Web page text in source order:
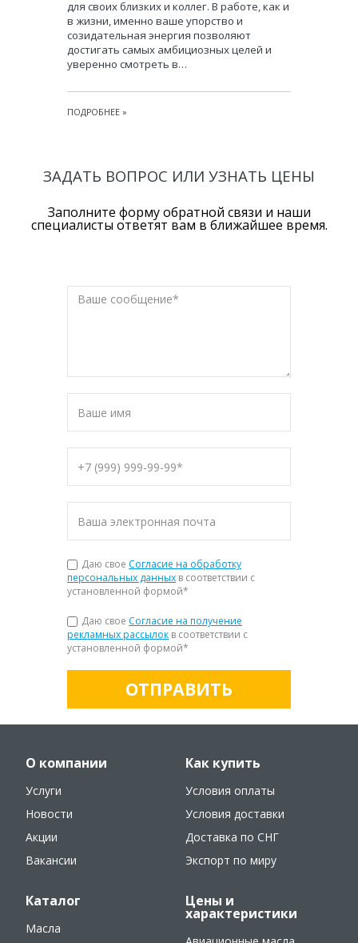
для своих близких и коллег. В работе, как и
в жизни, именно ваше упорство и
созидательная энергия позволяют
достигать самых амбициозных целей и
уверенно смотреть в…
ПОДРОБНЕЕ »
ЗАДАТЬ ВОПРОС ИЛИ УЗНАТЬ ЦЕНЫ
Заполните форму обратной связи и наши
специалисты ответят вам в ближайшее время.
Даю свое Согласие на обработку
персональных данных в соответствии с
установленной формой*
Даю свое Согласие на получение
рекламных рассылок в соответствии с
установленной формой*
ОТПРАВИТЬ
О компании
Услуги
Новости
Акции
Вакансии
Как купить
Условия оплаты
Условия доставки
Доставка по СНГ
Экспорт по миру
Каталог
Масла
Цены и
характеристики